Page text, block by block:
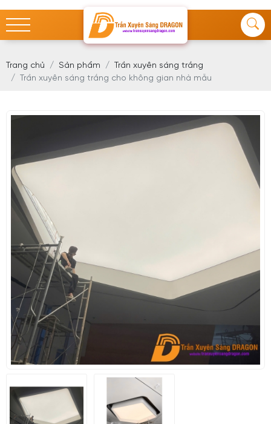
Trang chủ Sản phẩm
Trần xuyên sáng trắng
Trần xuyên sáng trắng cho không gian nhà mẫu